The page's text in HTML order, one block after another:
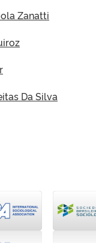
Zanatti
Da Silva